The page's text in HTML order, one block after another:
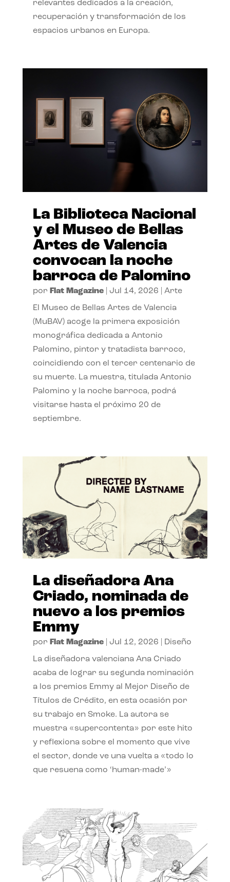
relevantes dedicados a la creación,
recuperación y transformación de los
espacios urbanos en Europa.
La Biblioteca Nacional
y el Museo de Bellas
Artes de Valencia
convocan la noche
barroca de Palomino
por Flat Magazine| Jul 14, 2026 Arte
El Museo de Bellas Artes de Valencia
(MuBAV) acoge la primera exposición
monográfica dedicada a Antonio
Palomino, pintor y tratadista barroco,
coincidiendo con el tercer centenario de
su muerte. La muestra, titulada Antonio
Palomino y la noche barroca, podrá
visitarse hasta el próximo 20 de
septiembre.
La diseñadora Ana
Criado, nominada de
nuevo a los premios
Emmy
por Flat Magazine| Jul 12, 2026 Diseño
La diseñadora valenciana Ana Criado
acaba de lograr su segunda nominación
a los premios Emmy al Mejor Diseño de
Títulos de Crédito, en esta ocasión por
su trabajo en Smoke. La autora se
muestra «supercontenta» por este hito
y reflexiona sobre el momento que vive
el sector, donde ve una vuelta a «todo lo
que resuena como ‘human-made’»